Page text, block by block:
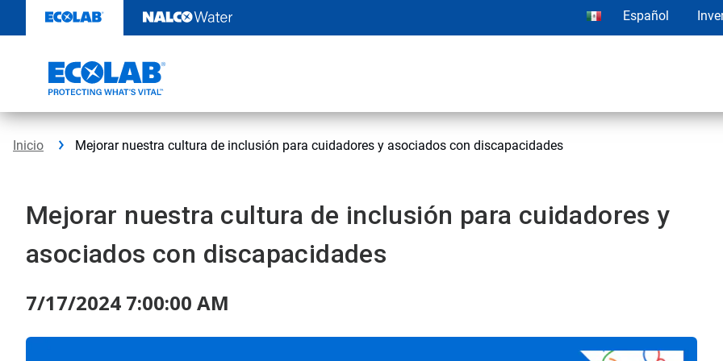
contenido
Español
Inicio Mejorar nuestra cultura de inclusión para cuidadores y asociados con discapacidades
Mejorar nuestra cultura de inclusión para cuidadores y
asociados con discapacidades
7/17/2024 7:00:00 AM